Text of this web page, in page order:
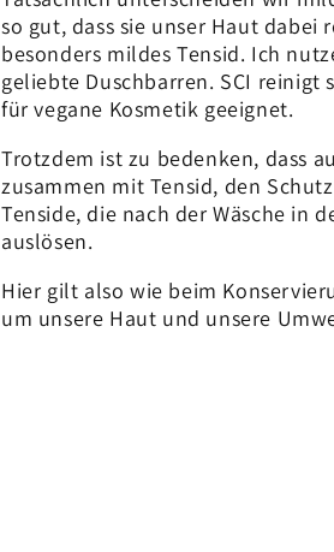
so gut, dass sie unser Haut dabei
besonders mildes Tensid. Ich
geliebte Duschbarren. SCI
für vegane Kosmetik geeignet.
Trotzdem ist zu bedenken, dass
zusammen mit Tensid, den
Tenside, die nach der Wäsche in
auslösen.
Hier gilt also wie beim
um unsere Haut und unsere